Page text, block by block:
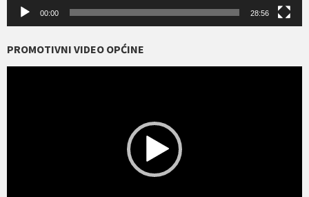
00:00 28:56
PROMOTIVNI VIDEO OPĆINE